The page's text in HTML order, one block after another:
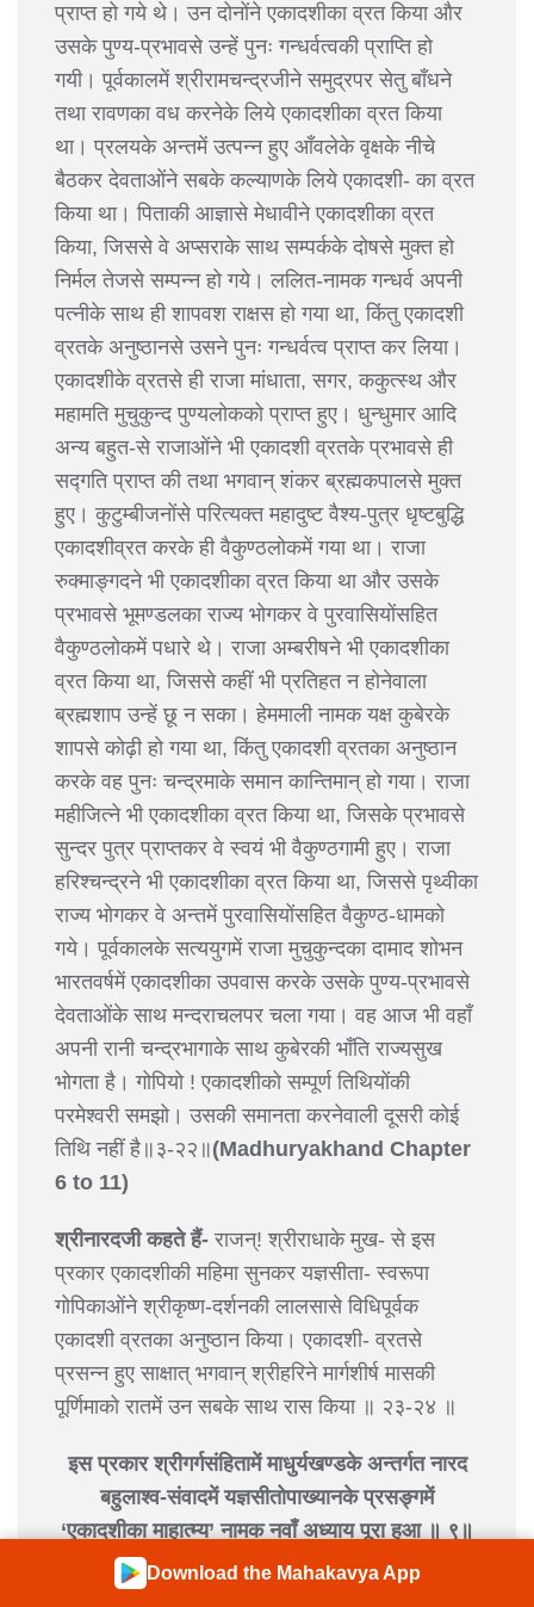
प्राप्त हो गये थे। उन दोनोंने एकादशीका व्रत किया और
उसके पुण्य-प्रभावसे उन्हें पुनः गन्धर्वत्वकी प्राप्ति हो
गयी। पूर्वकालमें श्रीरामचन्द्रजीने समुद्रपर सेतु बाँधने
तथा रावणका वध करनेके लिये एकादशीका व्रत किया
था। प्रलयके अन्तमें उत्पन्न हुए आँवलेके वृक्षके नीचे
बैठकर देवताओंने सबके कल्याणके लिये एकादशी- का व्रत
किया था। पिताकी आज्ञासे मेधावीने एकादशीका व्रत
किया, जिससे वे अप्सराके साथ सम्पर्कके दोषसे मुक्त हो
निर्मल तेजसे सम्पन्न हो गये। ललित-नामक गन्धर्व अपनी
पत्नीके साथ ही शापवश राक्षस हो गया था, किंतु एकादशी
व्रतके अनुष्ठानसे उसने पुनः गन्धर्वत्व प्राप्त कर लिया।
एकादशीके व्रतसे ही राजा मांधाता, सगर, ककुत्स्थ और
महामति मुचुकुन्द पुण्यलोकको प्राप्त हुए। धुन्धुमार आदि
अन्य बहुत-से राजाओंने भी एकादशी व्रतके प्रभावसे ही
सद्गति प्राप्त की तथा भगवान् शंकर ब्रह्मकपालसे मुक्त
हुए। कुटुम्बीजनोंसे परित्यक्त महादुष्ट वैश्य-पुत्र धृष्टबुद्धि
एकादशीव्रत करके ही वैकुण्ठलोकमें गया था। राजा
रुक्माङ्गदने भी एकादशीका व्रत किया था और उसके
प्रभावसे भूमण्डलका राज्य भोगकर वे पुरवासियोंसहित
वैकुण्ठलोकमें पधारे थे। राजा अम्बरीषने भी एकादशीका
व्रत किया था, जिससे कहीं भी प्रतिहत न होनेवाला
ब्रह्मशाप उन्हें छू न सका। हेममाली नामक यक्ष कुबेरके
शापसे कोढ़ी हो गया था, किंतु एकादशी व्रतका अनुष्ठान
करके वह पुनः चन्द्रमाके समान कान्तिमान् हो गया। राजा
महीजित्ने भी एकादशीका व्रत किया था, जिसके प्रभावसे
सुन्दर पुत्र प्राप्तकर वे स्वयं भी वैकुण्ठगामी हुए। राजा
हरिश्चन्द्रने भी एकादशीका व्रत किया था, जिससे पृथ्वीका
राज्य भोगकर वे अन्तमें पुरवासियोंसहित वैकुण्ठ-धामको
गये। पूर्वकालके सत्ययुगमें राजा मुचुकुन्दका दामाद शोभन
भारतवर्षमें एकादशीका उपवास करके उसके पुण्य-प्रभावसे
देवताओंके साथ मन्दराचलपर चला गया। वह आज भी वहाँ
अपनी रानी चन्द्रभागाके साथ कुबेरकी भाँति राज्यसुख
भोगता है। गोपियो ! एकादशीको सम्पूर्ण तिथियोंकी
परमेश्वरी समझो। उसकी समानता करनेवाली दूसरी कोई
तिथि नहीं है॥३-२२॥(Madhuryakhand Chapter
6 to 11)
श्रीनारदजी कहते हैं- राजन्! श्रीराधाके मुख- से इस
प्रकार एकादशीकी महिमा सुनकर यज्ञसीता- स्वरूपा
गोपिकाओंने श्रीकृष्ण-दर्शनकी लालसासे विधिपूर्वक
एकादशी व्रतका अनुष्ठान किया। एकादशी- व्रतसे
प्रसन्न हुए साक्षात् भगवान् श्रीहरिने मार्गशीर्ष मासकी
पूर्णिमाको रातमें उन सबके साथ रास किया ॥ २३-२४ ॥
इस प्रकार श्रीगर्गसंहितामें माधुर्यखण्डके अन्तर्गत नारद
बहुलाश्व-संवादमें यज्ञसीतोपाख्यानके प्रसङ्गमें
‘एकादशीका माहात्म्य’ नामक नवाँ अध्याय पूरा हुआ ॥ ९॥
यहां एक क्लिक में पढ़ें ~ श्रीमहाभारतम् आदिपर्व
Download the Mahakavya App